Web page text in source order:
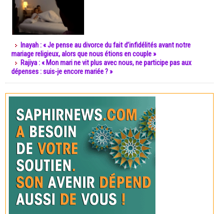
Inayah : « Je pense au divorce du fait d’infidélités avant notre
mariage religieux, alors que nous étions en couple »
Rajiya : « Mon mari ne vit plus avec nous, ne participe pas aux
dépenses : suis-je encore mariée ? »